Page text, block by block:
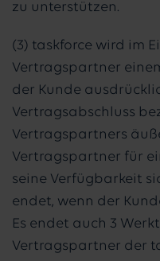
zu unterstützen.
(3) taskforce wird im
Vertragspartner
der Kunde
Vertragsabschluss
Vertragspartners
Vertragspartner für
seine Verfügbarkeit
endet, wenn der
Es endet auch 3
Vertragspartner der